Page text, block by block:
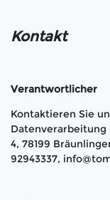
Kontakt
Verantwortlicher
Kontaktieren Sie
Datenverarbeitung
4, 78199
92943337,